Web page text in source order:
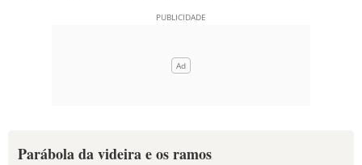
Parábola da videira e os ramos